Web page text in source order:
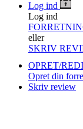
Log ind
Log ind
eller
SKRIV
OPRET/
Opret din
Skriv review